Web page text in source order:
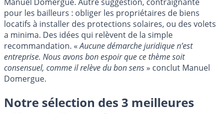
pour les bailleurs : obliger les propriétaires de biens
locatifs à installer des protections solaires, ou des volets
a minima. Des idées qui relèvent de la simple
recommandation. «Aucune démarche juridique n’est
entreprise. Nous avons bon espoir que ce thème soit
consensuel, comme il relève du bon sens» conclut Manuel
Domergue.
Notre sélection des 3 meilleures